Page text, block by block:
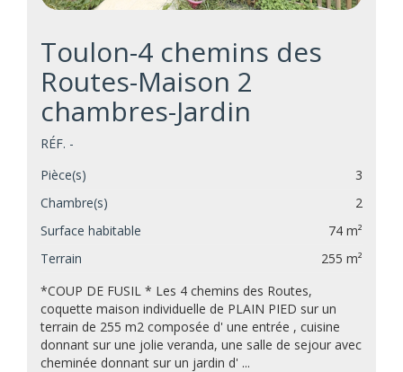
Toulon-4 chemins des
Routes-Maison 2
chambres-Jardin
RÉF. -
Pièce(s)
3
Chambre(s)
2
Surface habitable
74 m²
Terrain
255 m²
*COUP DE FUSIL * Les 4 chemins des Routes,
coquette maison individuelle de PLAIN PIED sur un
terrain de 255 m2 composée d' une entrée , cuisine
donnant sur une jolie veranda, une salle de sejour avec
cheminée donnant sur un jardin d' ...